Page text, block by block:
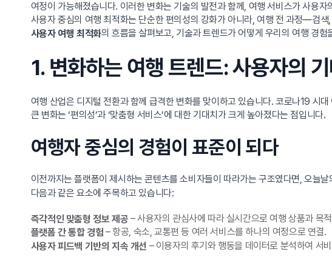
여정이 가능해졌습니다. 이러한 변화는 기술의 발전과 함께, 여행 서비스가 사용
사용자 중심의 여행 최적화는 단순한 편의성의 강화가 아니라, 여행 전 과정—검
사용자 여행 최적화의 흐름을 살펴보고, 기술과 트렌드가 어떻게 우리의 여행 경
1. 변화하는 여행 트렌드: 사용자의
여행 산업은 디지털 전환과 함께 급격한 변화를 맞이하고 있습니다. 코로나19 시
큰 변화는 ‘편의성’과 ‘맞춤형 서비스’에 대한 기대치가 크게 높아졌다는 점입니다.
여행자 중심의 경험이 표준이 되다
이전까지는 플랫폼이 제시하는 콘텐츠를 소비자들이 따라가는 구조였다면, 오늘
다음과 같은 요소에 주목하고 있습니다:
즉각적인 맞춤형 정보 제공 – 사용자의 관심사에 따라 실시간으로 여행 상품과 목
플랫폼 간 통합 경험 – 항공, 숙소, 교통편 등 여러 서비스를 하나의 여정으로 연결.
사용자 피드백 기반의 지속 개선 – 이용자의 후기와 행동을 데이터로 분석하여 서